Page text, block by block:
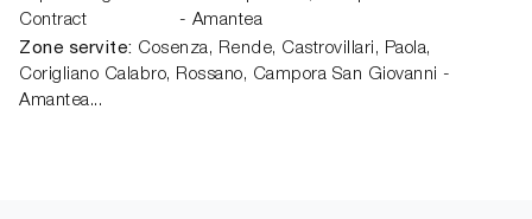
Contract
- Amantea
Zone servite: Cosenza, Rende, Castrovillari, Paola,
Corigliano Calabro, Rossano, Campora San Giovanni -
Amantea...